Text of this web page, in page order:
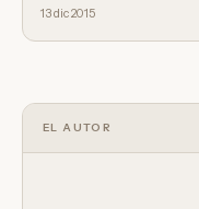
13 dic 2015
EL AUTOR